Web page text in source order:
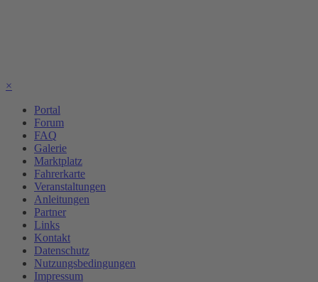
×
Portal
Forum
FAQ
Galerie
Marktplatz
Fahrerkarte
Veranstaltungen
Anleitungen
Partner
Links
Kontakt
Datenschutz
Nutzungsbedingungen
Impressum